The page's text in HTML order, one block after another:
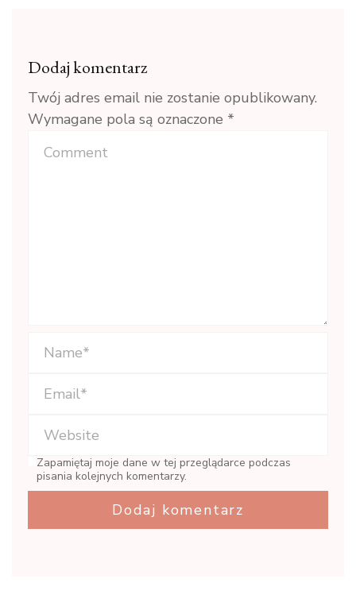
Dodaj komentarz
Twój adres email nie zostanie opublikowany.
Wymagane pola są oznaczone *
Zapamiętaj moje dane w tej przeglądarce podczas
pisania kolejnych komentarzy.